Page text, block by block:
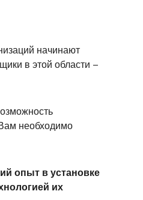
начинают
в этой области –
необходимо
опыт в установке
их